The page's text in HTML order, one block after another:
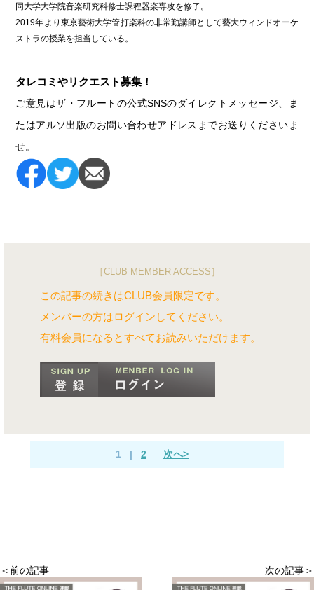
同大学大学院音楽研究科修士課程器楽専攻を修了。
2019年より東京藝術大学管打楽科の非常勤講師として藝大ウィンドオーケ
ストラの授業を担当している。
タレコミやリクエスト募集！
ご意見はザ・フルートの公式SNSのダイレクトメッセージ、ま
たはアルソ出版のお問い合わせアドレスまでお送りくださいま
せ。
［CLUB MEMBER ACCESS］
この記事の続きはCLUB会員限定です。
メンバーの方はログインしてください。
有料会員になるとすべてお読みいただけます。
1 | 2 次へ>
＜前の記事 次の記事＞